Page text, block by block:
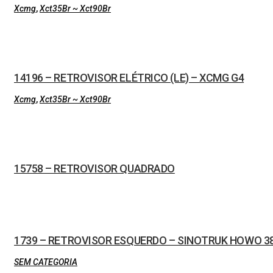
Xcmg,Xct35Br ~ Xct90Br
14196 – RETROVISOR ELÉTRICO (LE) – XCMG G4
Xcmg,Xct35Br ~ Xct90Br
15758 – RETROVISOR QUADRADO
1739 – RETROVISOR ESQUERDO – SINOTRUK HOWO
SEM CATEGORIA